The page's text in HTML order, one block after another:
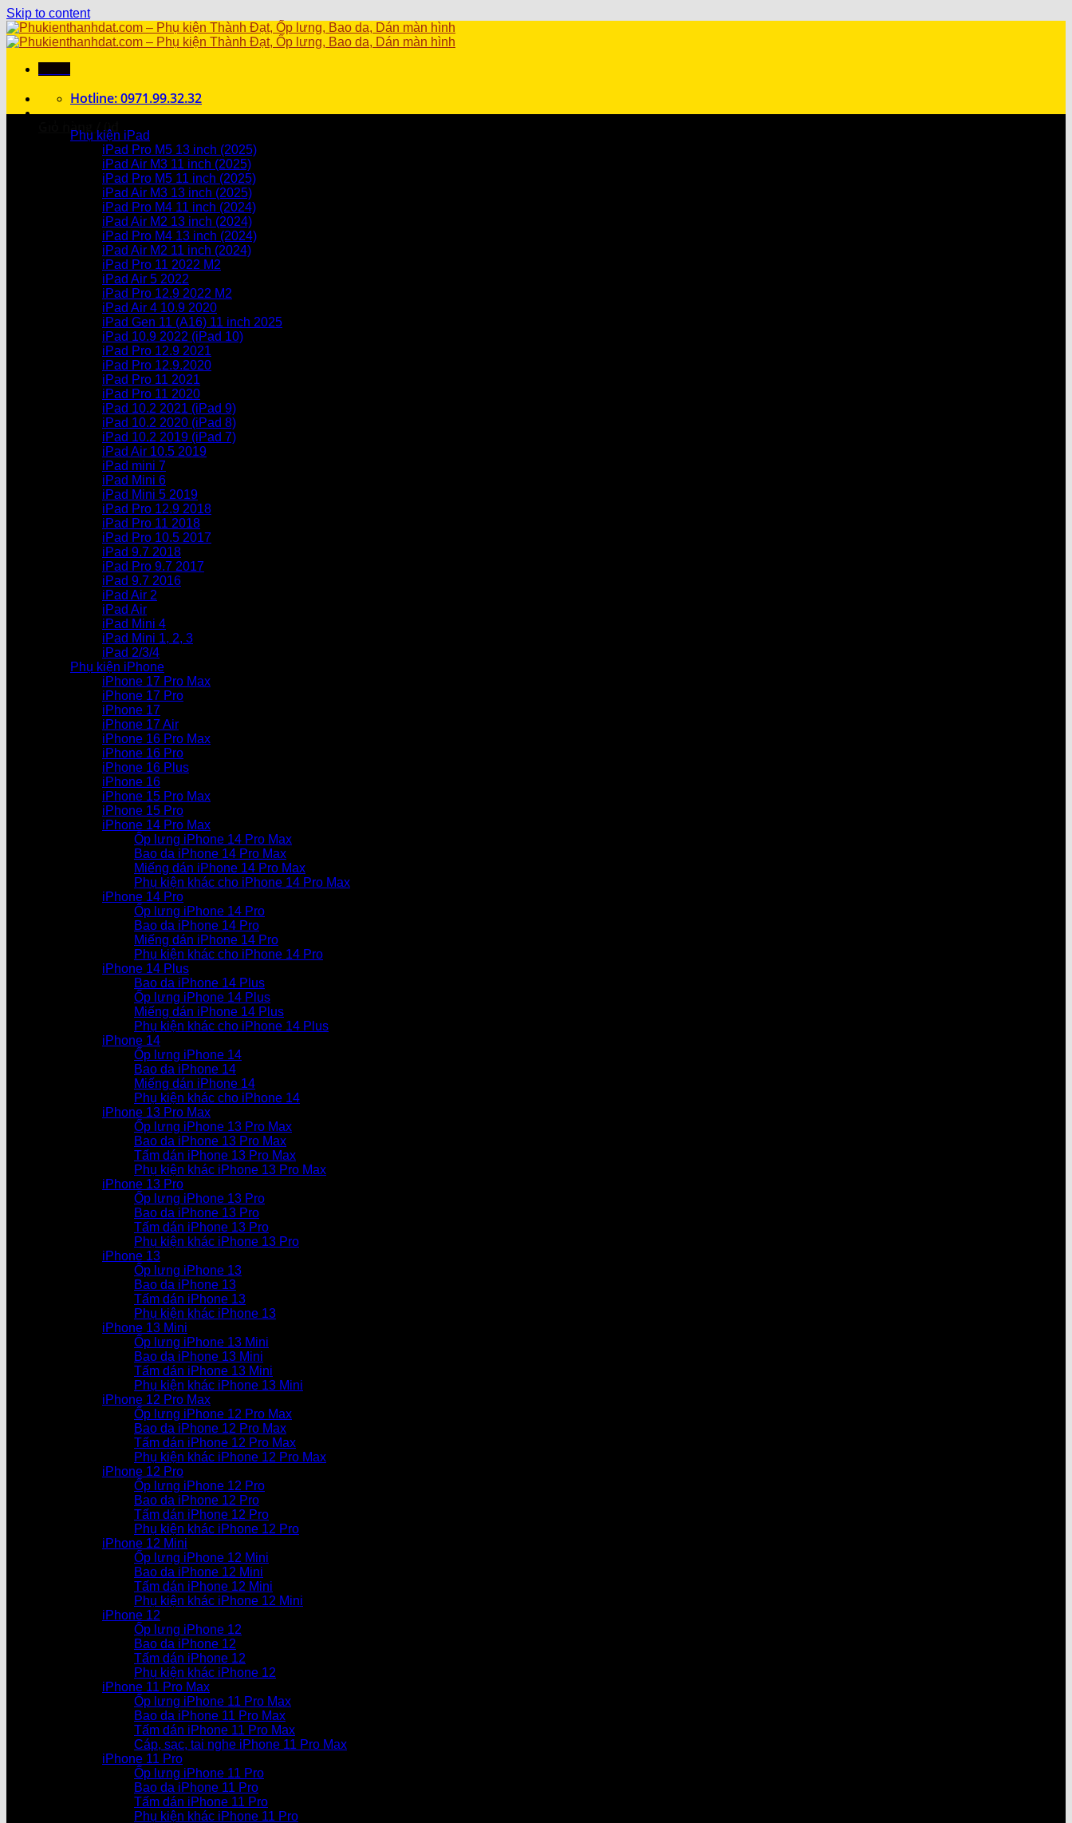
Skip to content
Hotline: 0971.99.32.32
Giỏ hàng / 0₫
Chưa có sản phẩm trong giỏ hàng.
Chưa có sản phẩm trong giỏ hàng.
Phụ kiện iPad
iPad Pro M5 13 inch (2025)
iPad Air M3 11 inch (2025)
iPad Pro M5 11 inch (2025)
iPad Air M3 13 inch (2025)
iPad Pro M4 11 inch (2024)
iPad Air M2 13 inch (2024)
iPad Pro M4 13 inch (2024)
iPad Air M2 11 inch (2024)
iPad Pro 11 2022 M2
iPad Air 5 2022
iPad Pro 12.9 2022 M2
iPad Air 4 10.9 2020
iPad Gen 11 (A16) 11 inch 2025
iPad 10.9 2022 (iPad 10)
iPad Pro 12.9 2021
iPad Pro 12.9.2020
iPad Pro 11 2021
iPad Pro 11 2020
iPad 10.2 2021 (iPad 9)
iPad 10.2 2020 (iPad 8)
iPad 10.2 2019 (iPad 7)
iPad Air 10.5 2019
iPad mini 7
iPad Mini 6
iPad Mini 5 2019
iPad Pro 12.9 2018
iPad Pro 11 2018
iPad Pro 10.5 2017
iPad 9.7 2018
iPad Pro 9.7 2017
iPad 9.7 2016
iPad Air 2
iPad Air
iPad Mini 4
iPad Mini 1, 2, 3
iPad 2/3/4
Phụ kiện iPhone
iPhone 17 Pro Max
iPhone 17 Pro
iPhone 17
iPhone 17 Air
iPhone 16 Pro Max
iPhone 16 Pro
iPhone 16 Plus
iPhone 16
iPhone 15 Pro Max
iPhone 15 Pro
iPhone 14 Pro Max
Ốp lưng iPhone 14 Pro Max
Bao da iPhone 14 Pro Max
Miếng dán iPhone 14 Pro Max
Phụ kiện khác cho iPhone 14 Pro Max
iPhone 14 Pro
Ốp lưng iPhone 14 Pro
Bao da iPhone 14 Pro
Miếng dán iPhone 14 Pro
Phụ kiện khác cho iPhone 14 Pro
iPhone 14 Plus
Bao da iPhone 14 Plus
Ốp lưng iPhone 14 Plus
Miếng dán iPhone 14 Plus
Phụ kiện khác cho iPhone 14 Plus
iPhone 14
Ốp lưng iPhone 14
Bao da iPhone 14
Miếng dán iPhone 14
Phụ kiện khác cho iPhone 14
iPhone 13 Pro Max
Ốp lưng iPhone 13 Pro Max
Bao da iPhone 13 Pro Max
Tấm dán iPhone 13 Pro Max
Phụ kiện khác iPhone 13 Pro Max
iPhone 13 Pro
Ốp lưng iPhone 13 Pro
Bao da iPhone 13 Pro
Tấm dán iPhone 13 Pro
Phụ kiện khác iPhone 13 Pro
iPhone 13
Ốp lưng iPhone 13
Bao da iPhone 13
Tấm dán iPhone 13
Phụ kiện khác iPhone 13
iPhone 13 Mini
Ốp lưng iPhone 13 Mini
Bao da iPhone 13 Mini
Tấm dán iPhone 13 Mini
Phụ kiện khác iPhone 13 Mini
iPhone 12 Pro Max
Ốp lưng iPhone 12 Pro Max
Bao da iPhone 12 Pro Max
Tấm dán iPhone 12 Pro Max
Phụ kiện khác iPhone 12 Pro Max
iPhone 12 Pro
Ốp lưng iPhone 12 Pro
Bao da iPhone 12 Pro
Tấm dán iPhone 12 Pro
Phụ kiện khác iPhone 12 Pro
iPhone 12 Mini
Ốp lưng iPhone 12 Mini
Bao da iPhone 12 Mini
Tấm dán iPhone 12 Mini
Phụ kiện khác iPhone 12 Mini
iPhone 12
Ốp lưng iPhone 12
Bao da iPhone 12
Tấm dán iPhone 12
Phụ kiện khác iPhone 12
iPhone 11 Pro Max
Ốp lưng iPhone 11 Pro Max
Bao da iPhone 11 Pro Max
Tấm dán iPhone 11 Pro Max
Cáp, sạc, tai nghe iPhone 11 Pro Max
iPhone 11 Pro
Ốp lưng iPhone 11 Pro
Bao da iPhone 11 Pro
Tấm dán iPhone 11 Pro
Phụ kiện khác iPhone 11 Pro